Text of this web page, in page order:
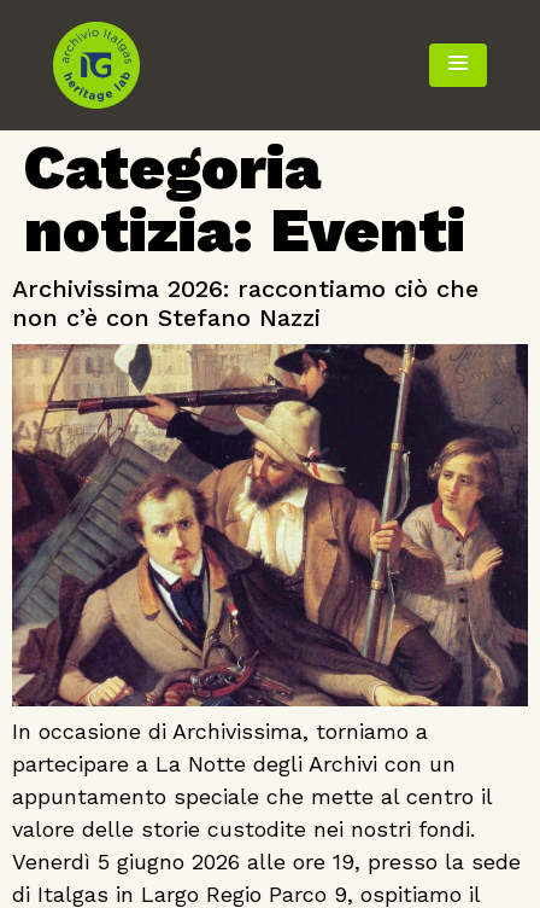
Categoria
notizia: Eventi
Archivissima 2026: raccontiamo ciò che
non c’è con Stefano Nazzi
In occasione di Archivissima, torniamo a
partecipare a La Notte degli Archivi con un
appuntamento speciale che mette al centro il
valore delle storie custodite nei nostri fondi.
Venerdì 5 giugno 2026 alle ore 19, presso la sede
di Italgas in Largo Regio Parco 9, ospitiamo il